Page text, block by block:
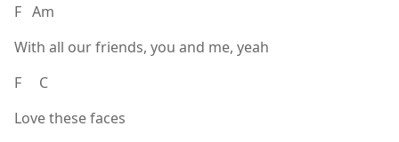
F Am
With all our friends, you and me, yeah
F C
Love these faces